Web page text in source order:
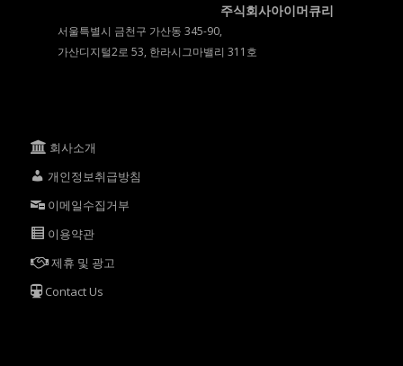
주식회사아이머큐리
서울특별시 금천구 가산동 345-90,
가산디지털2로 53, 한라시그마밸리 311호
회사소개
개인정보취급방침
이메일수집거부
이용약관
제휴 및 광고
Contact Us